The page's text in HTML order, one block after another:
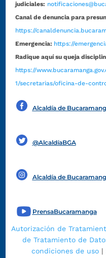
judiciales:
Canal de denuncia para
https://
Emergencia: https://
Radique aquí su queja
https://
1/secretarias/oficina-de-
Alcaldía de
@AlcaldíaBGA
Alcaldía de
PrensaBucaramanga
Autorización de
de Tratamiento de
condiciones de uso |